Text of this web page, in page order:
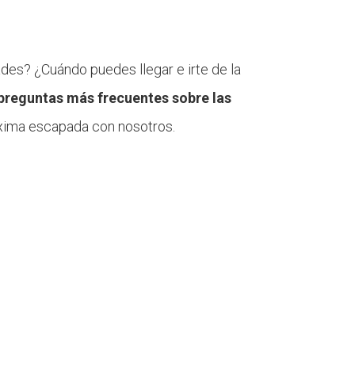
¿Cuándo puedes llegar e irte de la
más frecuentes sobre las
escapada con nosotros.